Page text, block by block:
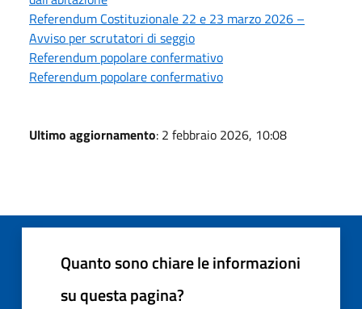
Referendum Costituzionale 22 e 23 marzo 2026 –
Avviso per scrutatori di seggio
Referendum popolare confermativo
Referendum popolare confermativo
Ultimo aggiornamento: 2 febbraio 2026, 10:08
Quanto sono chiare le informazioni
su questa pagina?